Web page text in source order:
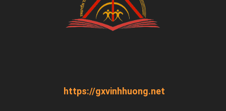
https://gxvinhhuong.net